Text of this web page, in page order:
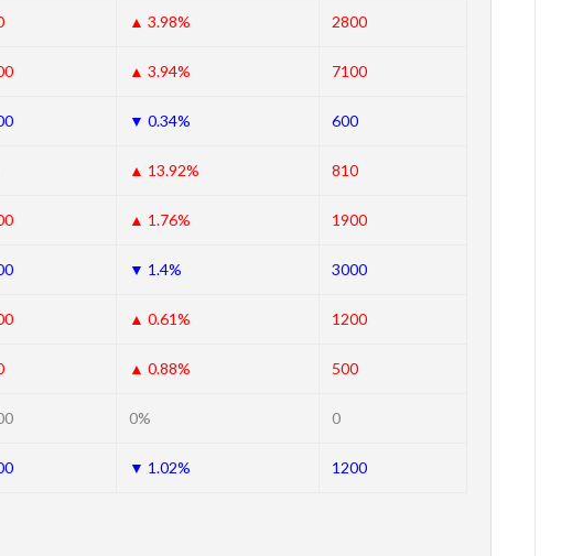
▲ 3.98% 2800
▲ 3.94% 7100
▼ 0.34% 600
▲ 13.92% 810
▲ 1.76% 1900
▼ 1.4% 3000
▲ 0.61% 1200
▲ 0.88% 500
0% 0
▼ 1.02% 1200